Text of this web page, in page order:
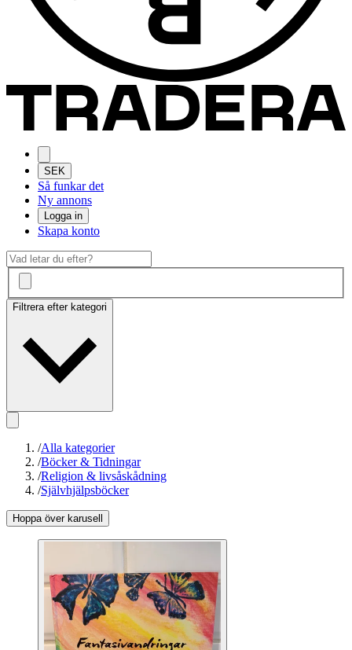
SEK
Så funkar det
Ny annons
Logga in
Skapa konto
Filtrera efter kategori
/Alla kategorier
/Böcker & Tidningar
/Religion & livsåskådning
/Självhjälpsböcker
Hoppa över karusell